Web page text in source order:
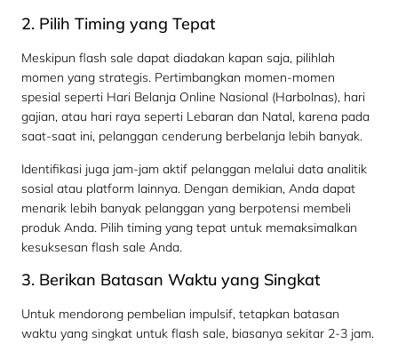
2. Pilih Timing yang Tepat
Meskipun flash sale dapat diadakan kapan saja, pilihlah
momen yang strategis. Pertimbangkan momen-momen
spesial seperti Hari Belanja Online Nasional (Harbolnas), hari
gajian, atau hari raya seperti Lebaran dan Natal, karena pada
saat-saat ini, pelanggan cenderung berbelanja lebih banyak.
Identifikasi juga jam-jam aktif pelanggan melalui data analitik
sosial atau platform lainnya. Dengan demikian, Anda dapat
menarik lebih banyak pelanggan yang berpotensi membeli
produk Anda. Pilih timing yang tepat untuk memaksimalkan
kesuksesan flash sale Anda.
3. Berikan Batasan Waktu yang Singkat
Untuk mendorong pembelian impulsif, tetapkan batasan
waktu yang singkat untuk flash sale, biasanya sekitar 2-3 jam.